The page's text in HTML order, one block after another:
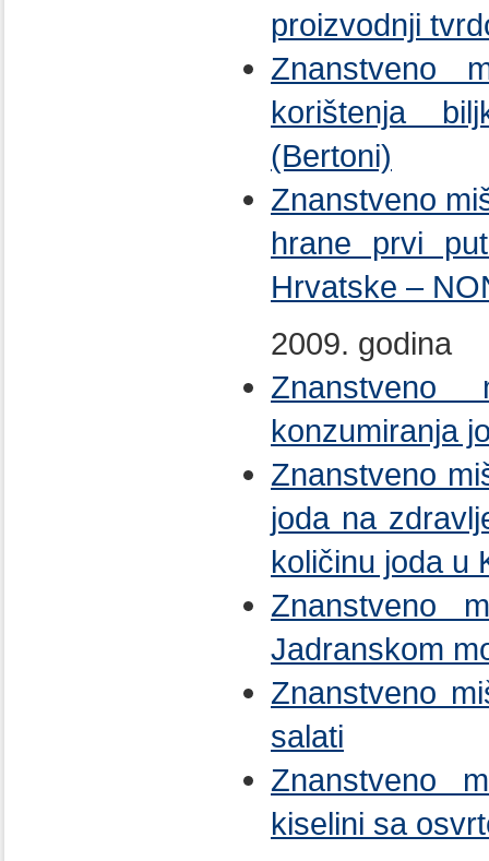
proizvodnji
Znanstveno
korištenja
(Bertoni)
Znanstveno
hrane prvi
Hrvatske –
2009. godina
Znanstveno
konzumiranja
Znanstveno
joda na
količinu joda u
Znanstveno
Jadranskom
Znanstveno
salati
Znanstveno
kiselini sa